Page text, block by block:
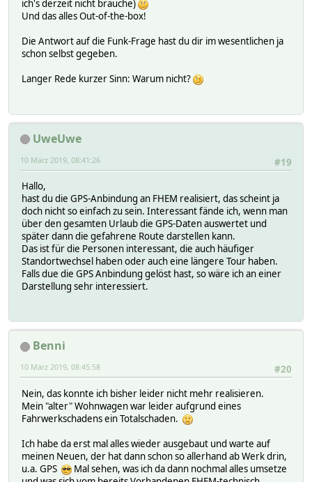
ich's derzeit nicht brauche)
Und das alles Out-of-the-box!
Die Antwort auf die Funk-Frage hast du dir im wesentlichen ja
schon selbst gegeben.
Langer Rede kurzer Sinn: Warum nicht?
UweUwe
#19
10 März 2019, 08:41:26
Hallo,
hast du die GPS-Anbindung an FHEM realisiert, das scheint ja
doch nicht so einfach zu sein. Interessant fände ich, wenn man
über den gesamten Urlaub die GPS-Daten auswertet und
später dann die gefahrene Route darstellen kann.
Das ist für die Personen interessant, die auch häufiger
Standortwechsel haben oder auch eine längere Tour haben.
Falls due die GPS Anbindung gelöst hast, so wäre ich an einer
Darstellung sehr interessiert.
Benni
#20
10 März 2019, 08:45:58
Nein, das konnte ich bisher leider nicht mehr realisieren.
Mein "alter" Wohnwagen war leider aufgrund eines
Fahrwerkschadens ein Totalschaden.
Ich habe da erst mal alles wieder ausgebaut und warte auf
meinen Neuen, der hat dann schon so allerhand ab Werk drin,
u.a. GPS
Mal sehen, was ich da dann nochmal alles umsetze